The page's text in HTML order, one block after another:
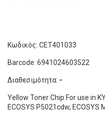
Κωδικός: CET401033
Barcode: 6941024603522
Διαθεσιμότητα: -
Yellow Toner Chip For use in
ECOSYS P5021cdw,